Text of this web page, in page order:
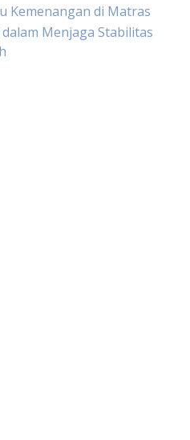
Kemenangan di Matras
Menjaga Stabilitas